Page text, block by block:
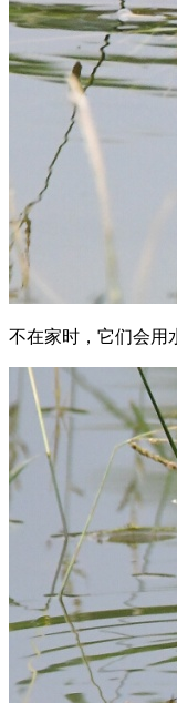
不在家时，它们会用